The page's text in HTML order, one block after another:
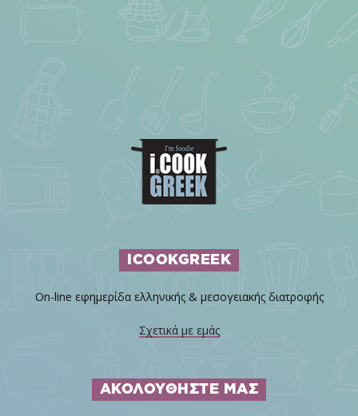
ICOOKGREEK
On-line εφημερίδα ελληνικής & μεσογειακής διατροφής
Σχετικά με εμάς
ΑΚΟΛΟΥΘΗΣΤΕ ΜΑΣ